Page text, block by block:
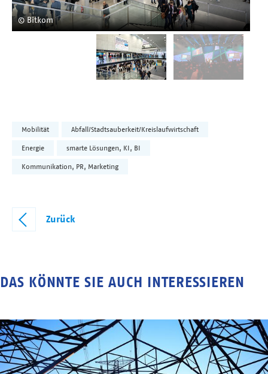
© Bitkom
Mobilität Abfall/Stadtsauberkeit/Kreislaufwirtschaft
Energie smarte Lösungen, KI, BI
Kommunikation, PR, Marketing
Zurück
DAS KÖNNTE SIE AUCH INTERESSIEREN